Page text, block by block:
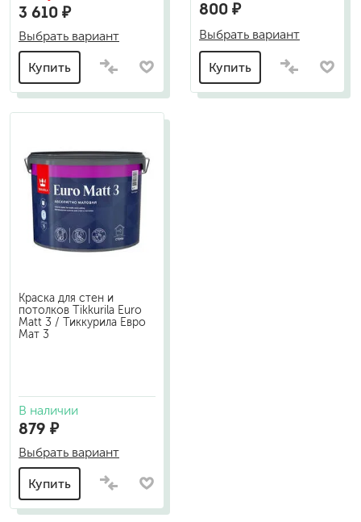
3 610 ₽
Выбрать вариант
Купить
800 ₽
Выбрать вариант
Купить
Краска для стен и
потолков Tikkurila Euro
Matt 3 / Тиккурила Евро
Мат 3
В наличии
879 ₽
Выбрать вариант
Купить